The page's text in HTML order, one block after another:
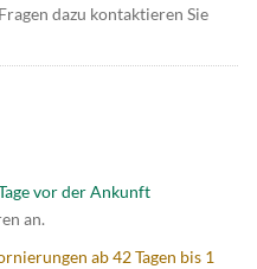
dazu kontaktieren Sie
vor der Ankunft
an.
ab 42 Tagen bis 1